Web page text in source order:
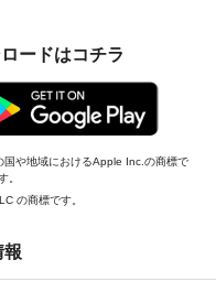
ードはコチラ
や地域におけるApple Inc.の商標で
。
の商標です。
報